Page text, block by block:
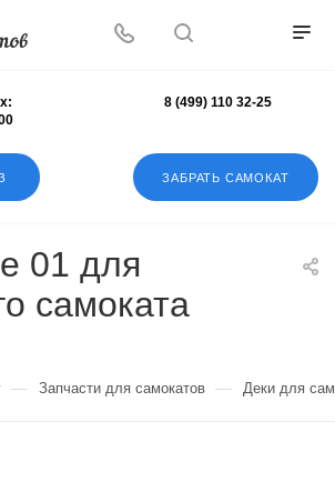
ЗАБРАТЬ САМОКАТ
8 (499) 110 32-25
01 для
самоката
— Запчасти для самокатов — Деки для